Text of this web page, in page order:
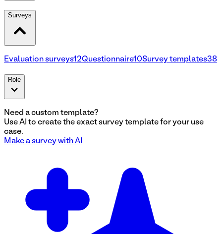
Surveys
Evaluation surveys12Questionnaire10Survey templates38
Role
Need a custom template?
Use AI to create the exact survey template for your use
case.
Make a survey with AI